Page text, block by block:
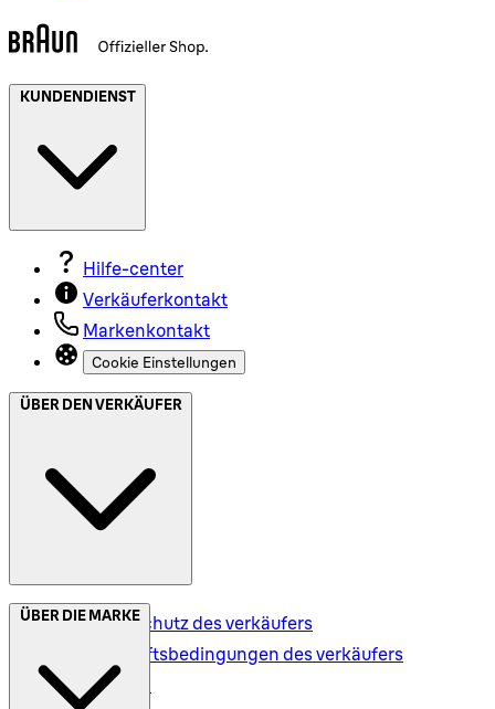
KUNDENDIENST
Hilfe-center
Verkäuferkontakt
Markenkontakt
Cookie Einstellungen
ÜBER DEN VERKÄUFER
Datenschutz des verkäufers
Geschäftsbedingungen des verkäufers
Versand
ÜBER DIE MARKE